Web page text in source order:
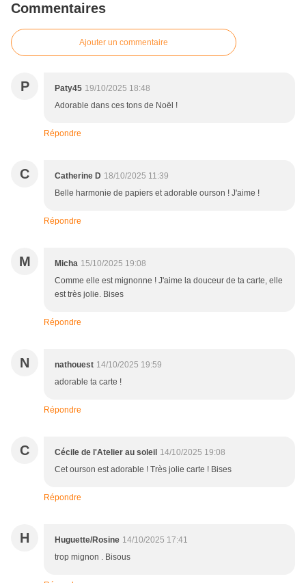
Commentaires
Ajouter un commentaire
P Paty45 19/10/2025 18:48
Adorable dans ces tons de Noël !
Répondre
C Catherine D 18/10/2025 11:39
Belle harmonie de papiers et adorable ourson ! J'aime !
Répondre
M Micha 15/10/2025 19:08
Comme elle est mignonne ! J'aime la douceur de ta carte, elle
est très jolie. Bises
Répondre
N nathouest 14/10/2025 19:59
adorable ta carte !
Répondre
C Cécile de l'Atelier au soleil 14/10/2025 19:08
Cet ourson est adorable ! Très jolie carte ! Bises
Répondre
H Huguette/Rosine 14/10/2025 17:41
trop mignon . Bisous